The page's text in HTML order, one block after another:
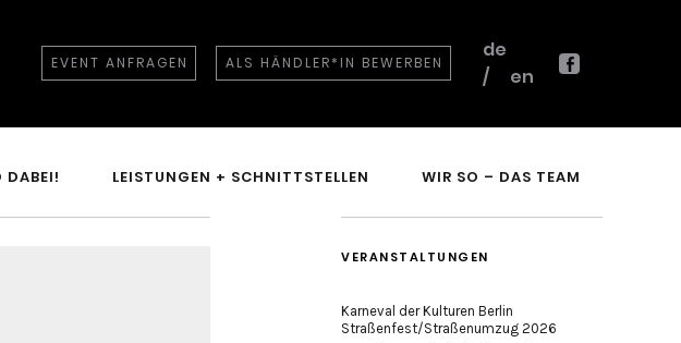
EVENT ANFRAGEN ALS HÄNDLER*IN BEWERBEN
de
en
DABEI! LEISTUNGEN + SCHNITTSTELLEN WIR SO – DAS TEAM
VERANSTALTUNGEN
Karneval der Kulturen Berlin
Straßenfest/Straßenumzug 2026